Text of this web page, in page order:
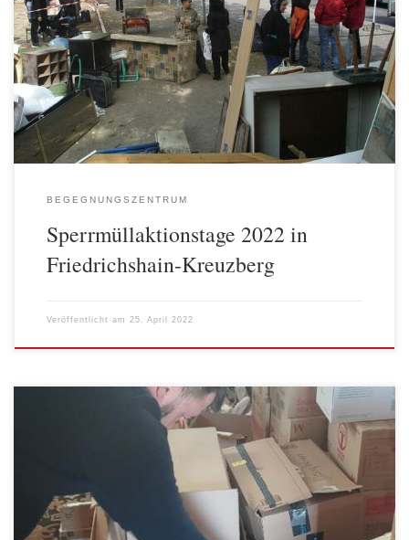
DVD-Player, aussortierte Möbel oder auch Teppiche, Matratzen,
Schrott, Kunststoffteile, Elektrogeräte und Alttextilien zu
entsorgen, wenn der Weg zum Recyclinghof zu weit ist oder eine
Transportmöglichkeit fehlt. Sperrmülltage sind ein Beitrag dazu,
dass Müll nicht illegal auf der Straße oder in Grünflächen
abgeladen wird, […]
BEGEGNUNGSZENTRUM
Sperrmüllaktionstage 2022 in
Friedrichshain-Kreuzberg
Veröffentlicht am 25. April 2022
Das Team der Kita Lingulino hat gemeinsam mit tollen Eltern eine
Sammelaktion für die Ukraine gestartet. Dazu wurde eine Liste
mit dringend nötigen Artikeln über die Elternvertreter*innen an
alle Eltern der Kita weitergeleitet. Diese Bitte wurde bei vielen
Familien warmherzig aufgenommen und es wurden viele Spenden